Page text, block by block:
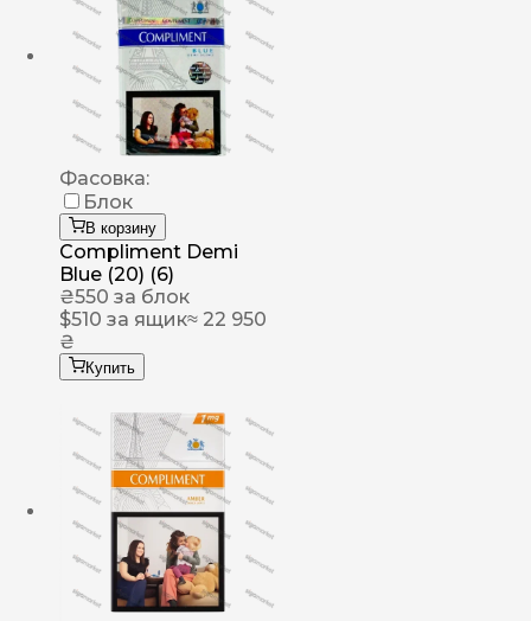
Фасовка:
Блок
В корзину
Compliment Demi
Blue (20) (6)
₴550 за блок
$510 за ящик≈ 22 950
₴
Купить